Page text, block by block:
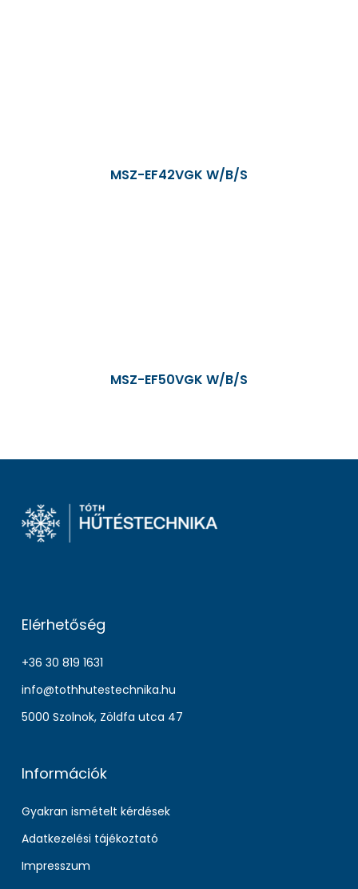
MSZ-EF42VGK W/B/S
MSZ-EF50VGK W/B/S
Elérhetőség
+36 30 819 1631
info@tothhutestechnika.hu
5000 Szolnok, Zöldfa utca 47
Információk
Gyakran ismételt kérdések
Adatkezelési tájékoztató
Impresszum